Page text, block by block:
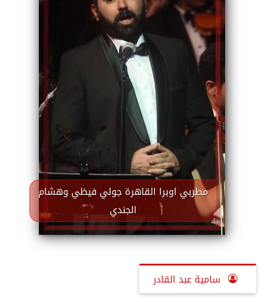
مطربي اوبرا القاهرة جولي فيظي وهشام
الجندي
سامية عبد القادر